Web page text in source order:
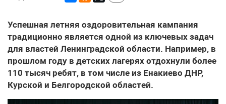
Успешная летняя оздоровительная кампания
традиционно является одной из ключевых задач
для властей Ленинградской области. Например, в
прошлом году в детских лагерях отдохнули более
110 тысяч ребят, в том числе из Енакиево ДНР,
Курской и Белгородской областей.